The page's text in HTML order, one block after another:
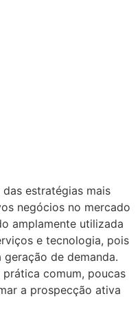
estratégias mais
negócios no mercado
amplamente utilizada
e tecnologia, pois
de demanda.
comum, poucas
a prospecção ativa